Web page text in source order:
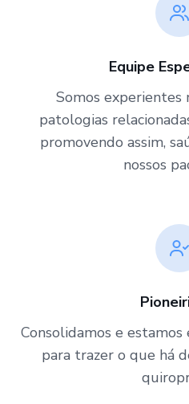
Equipe
Somos
patologias
promovendo assim,
nossos
Consolidamos e
para trazer o que há